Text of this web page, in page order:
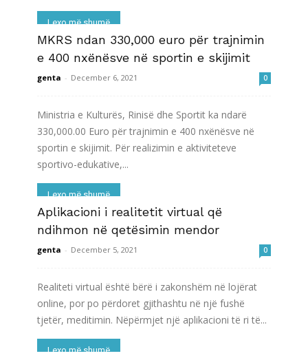
Lexo më shumë
MKRS ndan 330,000 euro për trajnimin
e 400 nxënësve në sportin e skijimit
genta - December 6, 2021 0
Ministria e Kulturës, Rinisë dhe Sportit ka ndarë
330,000.00 Euro për trajnimin e 400 nxënësve në
sportin e skijimit. Për realizimin e aktiviteteve
sportivo-edukative,...
Lexo më shumë
Aplikacioni i realitetit virtual që
ndihmon në qetësimin mendor
genta - December 5, 2021 0
Realiteti virtual është bërë i zakonshëm në lojërat
online, por po përdoret gjithashtu në një fushë
tjetër, meditimin. Nëpërmjet një aplikacioni të ri të...
Lexo më shumë